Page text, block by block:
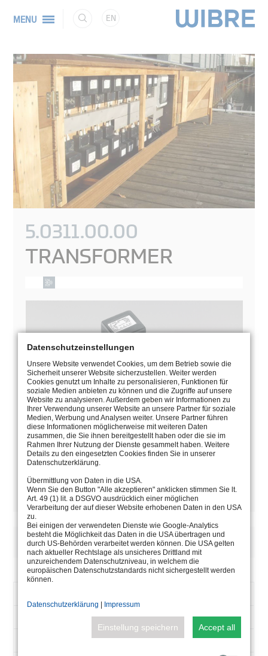
MENU EN
5.0311.00.00
TRANSFORMER
MANUAL
CATALOGUE PAGE
DESCRIPTION
NUMBER
200 VA
2 x 100 W
Datenschutzeinstellungen
Unsere Website verwendet Cookies, um dem Betrieb sowie die
Sicherheit unserer Website sicherzustellen. Weiter werden
Cookies genutzt um Inhalte zu personalisieren, Funktionen für
soziale Medien anbieten zu können und die Zugriffe auf unsere
Website zu analysieren. Außerdem geben wir Informationen zu
Ihrer Verwendung unserer Website an unsere Partner für soziale
Medien, Werbung und Analysen weiter. Unsere Partner führen
diese Informationen möglicherweise mit weiteren Daten
zusammen, die Sie ihnen bereitgestellt haben oder die sie im
Rahmen Ihrer Nutzung der Dienste gesammelt haben. Weitere
Details zu den eingesetzten Cookies finden Sie in unserer
Datenschutzerklärung.
Übermittlung von Daten in die USA.
Wenn Sie den Button "Alle akzeptieren" anklicken stimmen Sie lt.
Art. 49 (1) lit. a DSGVO ausdrücklich einer möglichen
Verarbeitung der auf dieser Website erhobenen Daten in den USA
zu.
Bei einigen der verwendeten Dienste wie Google-Analytics
besteht die Möglichkeit das Daten in die USA übertragen und
durch US-Behörden verarbeitet werden können. Die USA gelten
nach aktueller Rechtslage als unsicheres Drittland mit
unzureichendem Datenschutzniveau, in welchem die
europäischen Datenschutzstandards nicht sichergestellt werden
können.
Datenschutzerklärung Impressum
Einstellung speichern Accept all